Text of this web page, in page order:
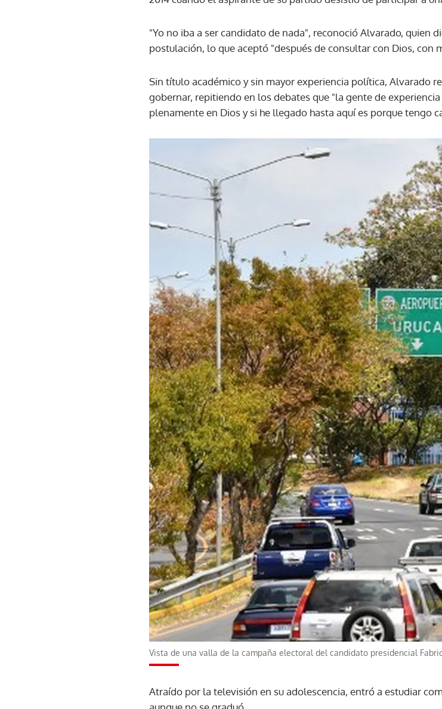
"Yo no iba a ser candidato de nada", reconoció Alvarado, quien
postulación, lo que aceptó "después de consultar con Dios, con
Sin título académico y sin mayor experiencia política, Alvarado
gobernar, repitiendo en los debates que "la gente de
plenamente en Dios y si he llegado hasta aquí es porque tengo
Vista de una valla de la campaña electoral del candidato presidencial
Atraído por la televisión en su adolescencia, entró a estudiar